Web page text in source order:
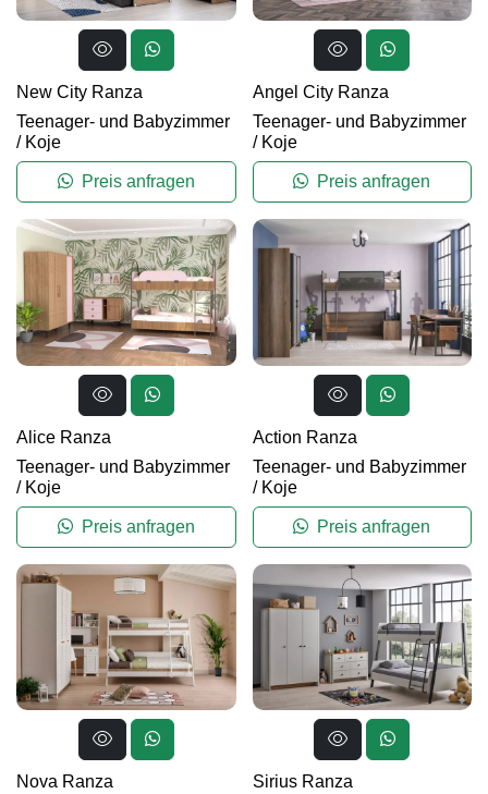
New City Ranza
Teenager- und Babyzimmer
/ Koje
Preis anfragen
Angel City Ranza
Teenager- und Babyzimmer
/ Koje
Preis anfragen
Alice Ranza
Teenager- und Babyzimmer
/ Koje
Preis anfragen
Action Ranza
Teenager- und Babyzimmer
/ Koje
Preis anfragen
Nova Ranza
Sirius Ranza